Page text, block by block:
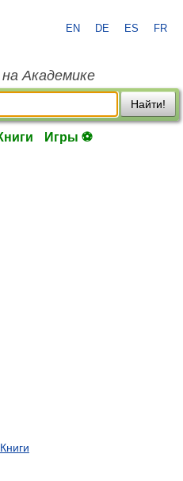
EN DE ES FR
Академике
Найти!
Игры ⚽
Книги